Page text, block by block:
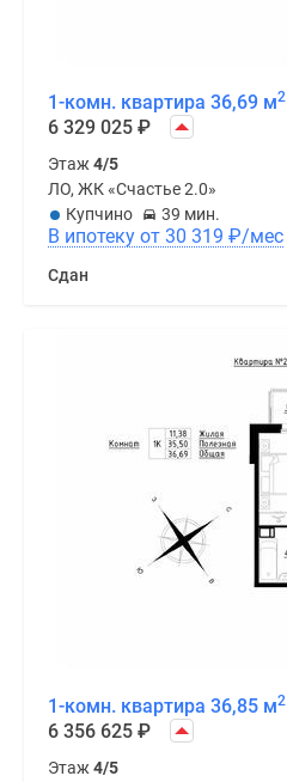
1-комн. квартира 36,69 м2
6 329 025 ₽
Этаж4/5
ЛО, ЖК «Счастье 2.0»
Купчино
39 мин.
В ипотеку от 30 319 ₽/мес
Сдан
1-комн. квартира 36,85 м2
6 356 625 ₽
Этаж4/5